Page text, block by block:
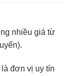
nhiều giá từ
là đơn vị uy tín